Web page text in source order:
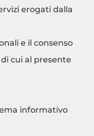
erogati dalla
e il consenso
cui al presente
informativo